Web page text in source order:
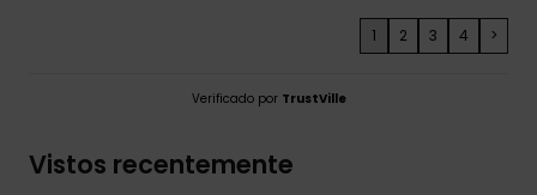
1 2 3 4 >
Verificado por TrustVille
Vistos recentemente